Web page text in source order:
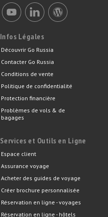
Infos Légales
Découvrir Go Russia
Contacter Go Russia
Conditions de vente
Politique de confidentialité
Protection financière
Problèmes de vols & de
bagages
Services et Outils en Ligne
Espace client
Assurance voyage
Acheter des guides de voyage
Créer brochure personnalisée
Réservation en ligne - voyages
Réservation en ligne - hôtels